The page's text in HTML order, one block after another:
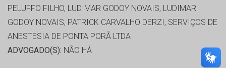
PELUFFO FILHO, LUDIMAR GODOY NOVAIS, LUDIMAR
GODOY NOVAIS, PATRICK CARVALHO DERZI, SERVIÇOS DE
ANESTESIA DE PONTA PORÃ LTDA
ADVOGADO(S): NÃO HÁ